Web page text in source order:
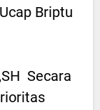
Briptu
Secara